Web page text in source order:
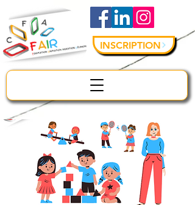
INSCRIPTION